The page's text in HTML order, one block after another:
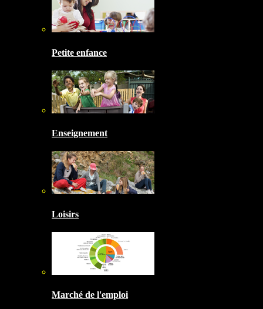
Petite enfance
Enseignement
Loisirs
Marché de l'emploi